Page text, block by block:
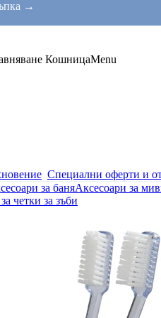
→
КошницаMenu
Специални оферти и
за баняАксесоари за
четки за зъби